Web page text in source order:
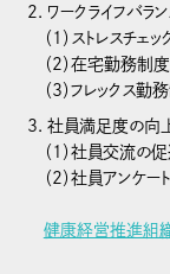
ワークライフバラ
（1）ストレスチェ
（2）在宅勤務制
（3）フレックス
社員満足度の向
（1）社員交流の
（2）社員アンケ
健康経営推進組